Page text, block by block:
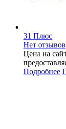
31 Плюс
Нет отзывов
Цена на
Подробнее